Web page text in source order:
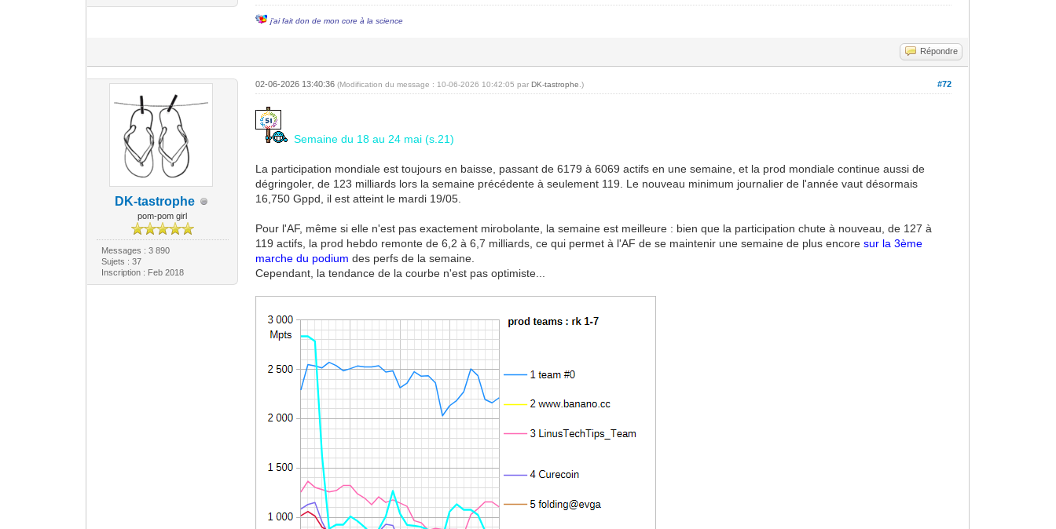
j'ai fait don de mon core à la science
Répondre
DK-tastrophe
pom-pom girl
Messages : 3 890
Sujets : 37
Inscription : Feb 2018
#72
02-06-2026 13:40:36(Modification du message : 10-06-2026 10:42:05 parDK-tastrophe .)
Semaine du 18 au 24 mai (s.21)
La participation mondiale est toujours en baisse, passant de 6179 à 6069 actifs en une semaine, et la prod mondiale continue aussi de
dégringoler, de 123 milliards lors la semaine précédente à seulement 119. Le nouveau minimum journalier de l'année vaut désormais
16,750 Gppd, il est atteint le mardi 19/05.
Pour l'AF, même si elle n'est pas exactement mirobolante, la semaine est meilleure : bien que la participation chute à nouveau, de 127 à
119 actifs, la prod hebdo remonte de 6,2 à 6,7 milliards, ce qui permet à l'AF de se maintenir une semaine de plus encoresur la 3ème
marche du podium des perfs de la semaine.
Cependant, la tendance de la courbe n'est pas optimiste...